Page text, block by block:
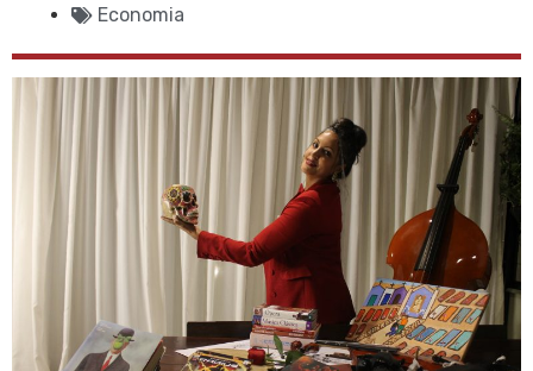
Economia